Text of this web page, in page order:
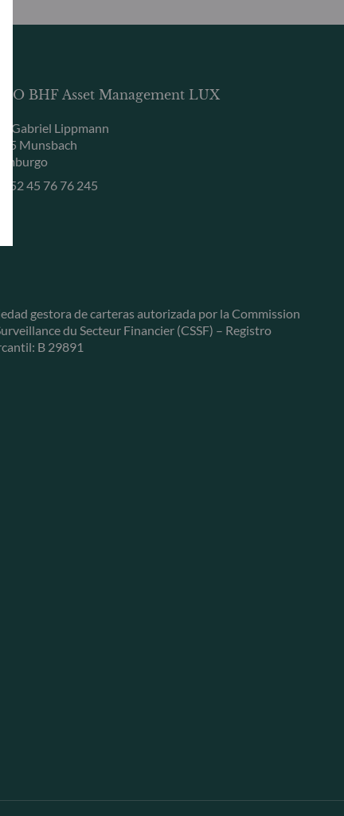
BHF Asset Management LUX
Gabriel Lippmann
Munsbach
+352 45 76 76 245
gestora de carteras autorizada por la Commission
du Secteur Financier (CSSF) – Registro
B 29891